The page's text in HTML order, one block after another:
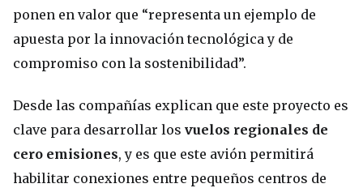
ponen en valor que “representa un ejemplo de
apuesta por la innovación tecnológica y de
compromiso con la sostenibilidad”.
Desde las compañías explican que este proyecto es
clave para desarrollar los vuelos regionales de
cero emisiones, y es que este avión permitirá
habilitar conexiones entre pequeños centros de